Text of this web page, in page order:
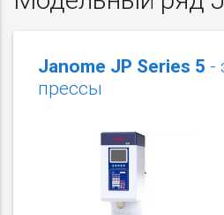
Janome JP Series 5 -
прессы